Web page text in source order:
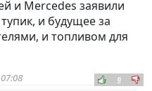
и Mercedes заявили
и будущее за
и топливом для
0